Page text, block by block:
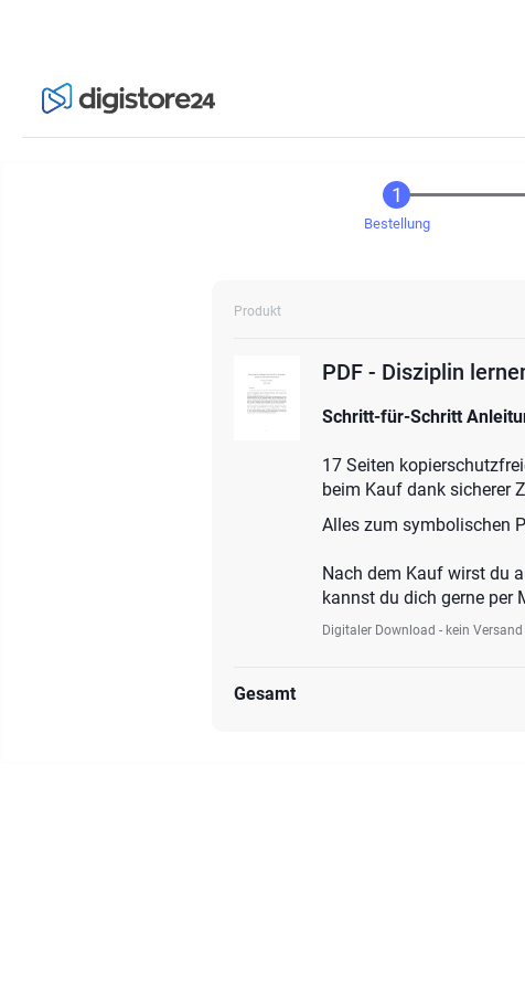
Bestellung
Produkt
PDF - Disziplin
Schritt-für-Schritt
17 Seiten
beim Kauf dank sicherer
Alles zum symbolischen
Nach dem Kauf wirst du
kannst du dich gerne per
Digitaler Download - kein Versand
Gesamt